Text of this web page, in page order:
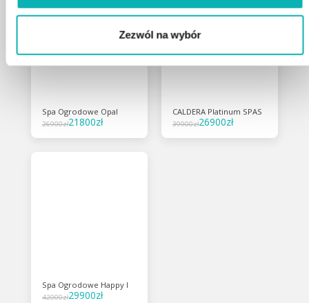
Zezwól na wybór
Spa Ogrodowe Opal
26900zł21800zł
CALDERA Platinum SPAS
39900zł26900zł
Spa Ogrodowe Happy I
42000zł29900zł